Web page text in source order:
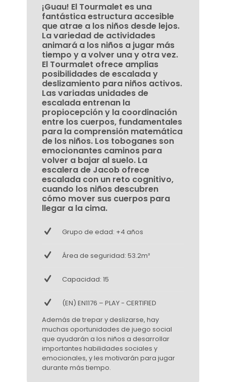
¡Guau! El Tourmalet es una
fantástica estructura accesible
que atrae a los niños desde lejos.
La variedad de actividades
animará a los niños a jugar más
tiempo y a volver una y otra vez.
El Tourmalet ofrece amplias
posibilidades de escalada y
deslizamiento para niños activos.
Las variadas unidades de
escalada entrenan la
propiocepción y la coordinación
entre los cuerpos, fundamentales
para la comprensión matemática
de los niños. Los toboganes son
emocionantes caminos para
volver a bajar al suelo. La
escalera de Jacob ofrece
escalada con un reto cognitivo,
cuando los niños descubren
cómo mover sus cuerpos para
llegar a la cima.
Grupo de edad: +4 años
Área de seguridad: 53.2m²
Capacidad: 15
(EN) EN1176 – PLAY - CERTIFIED
Además de trepar y deslizarse, hay
muchas oportunidades de juego social
que ayudarán a los niños a desarrollar
importantes habilidades sociales y
emocionales, y les motivarán para jugar
durante más tiempo.